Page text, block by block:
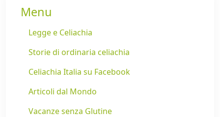
Menu
Legge e Celiachia
Storie di ordinaria celiachia
Celiachia Italia su Facebook
Articoli dal Mondo
Vacanze senza Glutine